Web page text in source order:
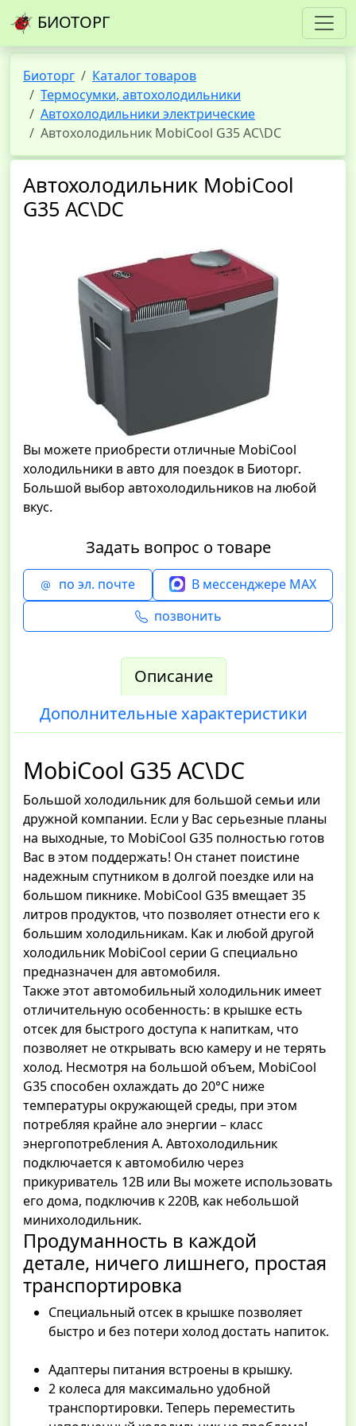
БИОТОРГ
Биоторг
Каталог товаров
Термосумки, автохолодильники
Автохолодильники электрические
Автохолодильник MobiCool G35 AC\DC
Автохолодильник MobiCool
G35 AC\DC
Вы можете приобрести отличные MobiCool
холодильники в авто для поездок в Биоторг.
Большой выбор автохолодильников на любой
вкус.
Задать вопрос о товаре
по эл. почте
В мессенджере MAX
позвонить
Описание
Дополнительные характеристики
MobiCool G35 AC\DC
Большой холодильник для большой семьи или
дружной компании. Если у Вас серьезные планы
на выходные, то MobiCool G35 полностью готов
Вас в этом поддержать! Он станет поистине
надежным спутником в долгой поездке или на
большом пикнике. MobiCool G35 вмещает 35
литров продуктов, что позволяет отнести его к
большим холодильникам. Как и любой другой
холодильник MobiCool серии G специально
предназначен для автомобиля.
Также этот автомобильный холодильник имеет
отличительную особенность: в крышке есть
отсек для быстрого доступа к напиткам, что
позволяет не открывать всю камеру и не терять
холод. Несмотря на большой объем, MobiCool
G35 способен охлаждать до 20°C ниже
температуры окружающей среды, при этом
потребляя крайне ало энергии – класс
энергопотребления А. Автохолодильник
подключается к автомобилю через
прикуриватель 12В или Вы можете использовать
его дома, подключив к 220В, как небольшой
минихолодильник.
Продуманность в каждой
детале, ничего лишнего, простая
транспортировка
Специальный отсек в крышке позволяет
быстро и без потери холод достать напиток.
Адаптеры питания встроены в крышку.
2 колеса для максимально удобной
транспортировки. Теперь переместить